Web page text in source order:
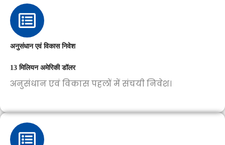
अनुसंधान एवं विकास निवेश
13 मिलियन अमेरिकी डॉलर
अनुसंधान एवं विकास पहलों में संचयी निवेश।